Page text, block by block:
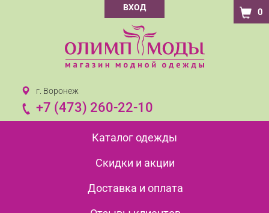
ВХОД 0
г. Воронеж
+7 (473) 260-22-10
Каталог одежды
Скидки и акции
Доставка и оплата